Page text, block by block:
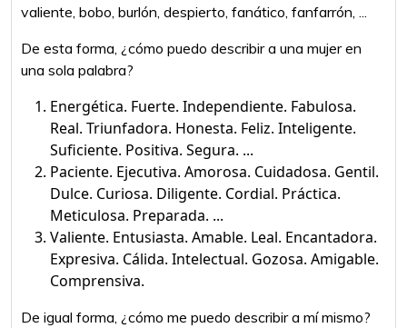
valiente, bobo, burlón, despierto, fanático, fanfarrón, ...
De esta forma, ¿cómo puedo describir a una mujer en
una sola palabra?
Energética. Fuerte. Independiente. Fabulosa.
Real. Triunfadora. Honesta. Feliz. Inteligente.
Suficiente. Positiva. Segura. ...
Paciente. Ejecutiva. Amorosa. Cuidadosa. Gentil.
Dulce. Curiosa. Diligente. Cordial. Práctica.
Meticulosa. Preparada. ...
Valiente. Entusiasta. Amable. Leal. Encantadora.
Expresiva. Cálida. Intelectual. Gozosa. Amigable.
Comprensiva.
De igual forma, ¿cómo me puedo describir a mí mismo?